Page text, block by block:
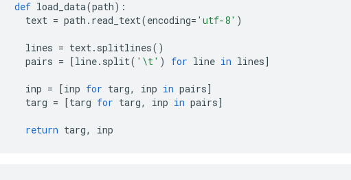
def load_data(path):
text = path . read_text(encoding= 'utf-8' )
lines = text. splitlines()
pairs = [line. split( '\t' ) for line in lines]
inp = [inp for targ, inp in pairs]
targ = [targ for targ, inp in pairs]
return targ, inp